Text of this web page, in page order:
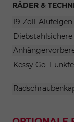
RÄDER &
19-Zoll-Alufelgen
Kessy Go 